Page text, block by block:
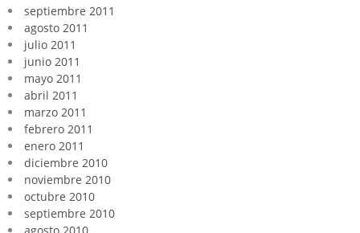
septiembre 2011
agosto 2011
julio 2011
junio 2011
mayo 2011
abril 2011
marzo 2011
febrero 2011
enero 2011
diciembre 2010
noviembre 2010
octubre 2010
septiembre 2010
agosto 2010